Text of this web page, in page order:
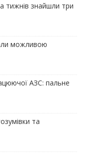
тижнів знайшли три
можливою
АЗС: пальне
та